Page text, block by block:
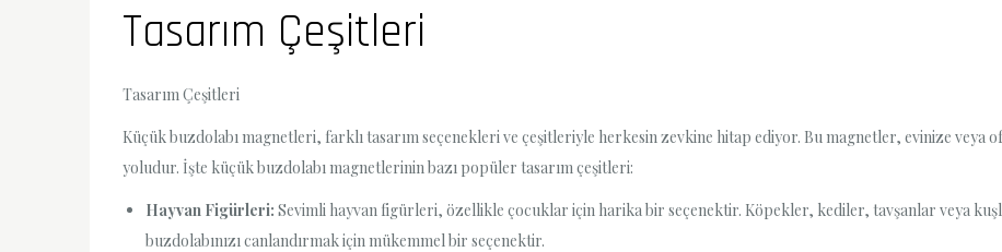
Tasarım Çeşitleri
Tasarım Çeşitleri
Küçük buzdolabı magnetleri, farklı tasarım seçenekleri ve çeşitleriyle herkesin zevkine hitap ediyor. Bu magnetler, evinize veya
yoludur. İşte küçük buzdolabı magnetlerinin bazı popüler tasarım çeşitleri:
Hayvan Figürleri: Sevimli hayvan figürleri, özellikle çocuklar için harika bir seçenektir. Köpekler, kediler, tavşanlar veya
buzdolabınızı canlandırmak için mükemmel bir seçenektir.